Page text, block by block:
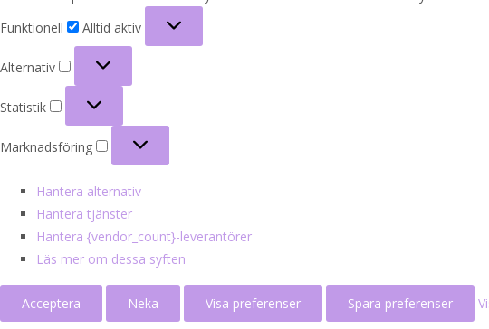
Funktionell
Alltid aktiv
Alternativ
Alternativ
Statistik
Statistik
Marknadsföring
Marknadsföring
Hantera alternativ
Hantera tjänster
Hantera {vendor_count}-leverantörer
Läs mer om dessa syften
Acceptera Neka Visa preferenser Spara preferenser